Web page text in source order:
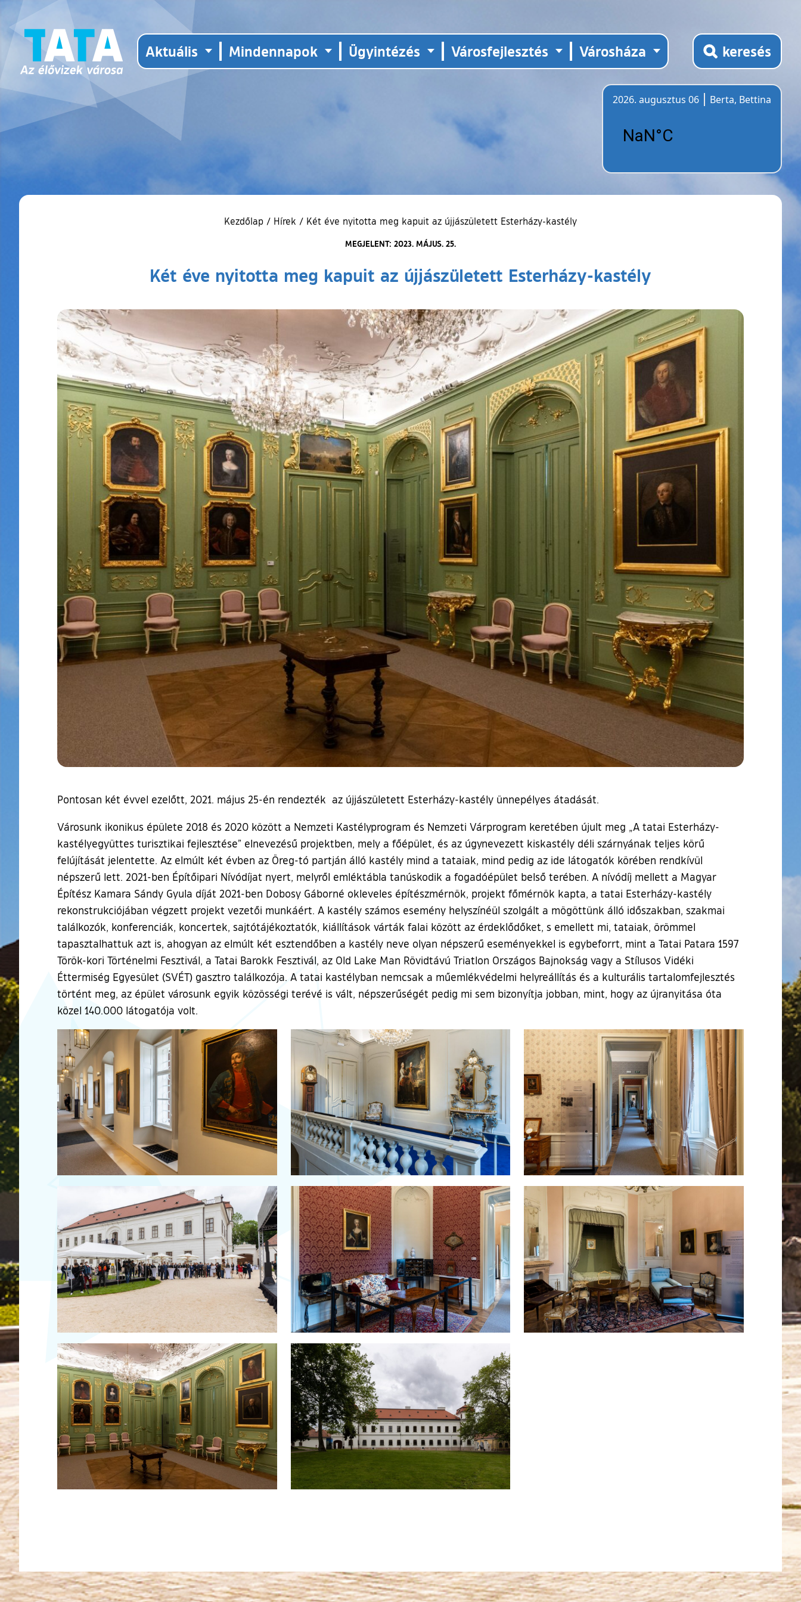
Aktuális Mindennapok Ügyintézés Városfejlesztés Városháza keresés
2026. augusztus 06
Berta, Bettina
Kezdőlap / Hírek / Két éve nyitotta meg kapuit az újjászületett Esterházy-kastély
MEGJELENT: 2023. MÁJUS. 25.
Két éve nyitotta meg kapuit az újjászületett Esterházy-kastély
Pontosan két évvel ezelőtt, 2021. május 25-én rendezték az újjászületett Esterházy-kastély ünnepélyes átadását.
Városunk ikonikus épülete 2018 és 2020 között a Nemzeti Kastélyprogram és Nemzeti Várprogram keretében újult meg „A tatai Esterházy-
kastélyegyüttes turisztikai fejlesztése” elnevezésű projektben, mely a főépület, és az úgynevezett kiskastély déli szárnyának teljes körű
felújítását jelentette. Az elmúlt két évben az Öreg-tó partján álló kastély mind a tataiak, mind pedig az ide látogatók körében rendkívül
népszerű lett. 2021-ben Építőipari Nívódíjat nyert, melyről emléktábla tanúskodik a fogadóépület belső terében. A nívódíj mellett a Magyar
Építész Kamara Sándy Gyula díját 2021-ben Dobosy Gáborné okleveles építészmérnök, projekt főmérnök kapta, a tatai Esterházy-kastély
rekonstrukciójában végzett projekt vezetői munkáért. A kastély számos esemény helyszínéül szolgált a mögöttünk álló időszakban, szakmai
találkozók, konferenciák, koncertek, sajtótájékoztatók, kiállítások várták falai között az érdeklődőket, s emellett mi, tataiak, örömmel
tapasztalhattuk azt is, ahogyan az elmúlt két esztendőben a kastély neve olyan népszerű eseményekkel is egybeforrt, mint a Tatai Patara 1597
Török-kori Történelmi Fesztivál, a Tatai Barokk Fesztivál, az Old Lake Man Rövidtávú Triatlon Országos Bajnokság vagy a Stílusos Vidéki
Éttermiség Egyesület (SVÉT) gasztro találkozója. A tatai kastélyban nemcsak a műemlékvédelmi helyreállítás és a kulturális tartalomfejlesztés
történt meg, az épület városunk egyik közösségi terévé is vált, népszerűségét pedig mi sem bizonyítja jobban, mint, hogy az újranyitása óta
közel 140.000 látogatója volt.
Ugrás a galéria utánra